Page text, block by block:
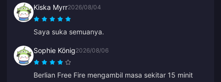
Kiska Myrr2026/08/04
Saya suka semuanya.
Sophie König2026/08/06
Berlian Free Fire mengambil masa sekitar 15 minit